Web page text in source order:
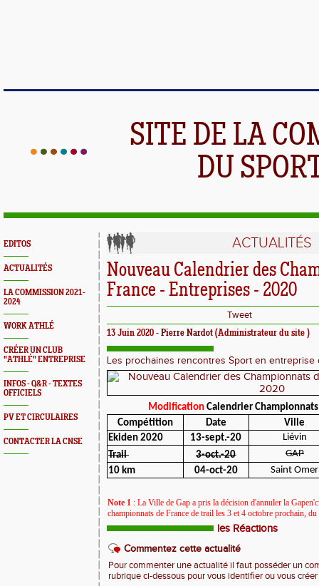
SITE DE LA
DU
EDITOS
ACTUALITÉS
LA COMMISSION 2021-
2024
WORK ATHLÉ
CRÉER UN CLUB
"ATHLÉ" ENTREPRISE
INFOS - Q&R - TEXTES
OFFICIELS
PV ET CIRCULAIRES
CONTACTER LA CNSE
ACTUALITÉS
Nouveau Calendrier des
France - Entreprises - 2020
Tweet
13 Juin 2020 - Pierre Nardot (Administrateur du site )
Les prochaines rencontres Sport en
ModificationCalendrier
Compétition
Date
Ville
Ekiden 2020
13-sept.-20
Liévin
Trail
3-oct.-20
GAP
10 km
04-oct-20 Saint Omer
Note 1 : La Ville de Gap a pris la décision d'annuler la
championnats de France de trail les 3 et 4 octobre prochain,
les Réactions
Commentez cette actualité
Pour commenter une actualité il faut posséder un
rubrique ci-dessous pour vous identifier ou vous